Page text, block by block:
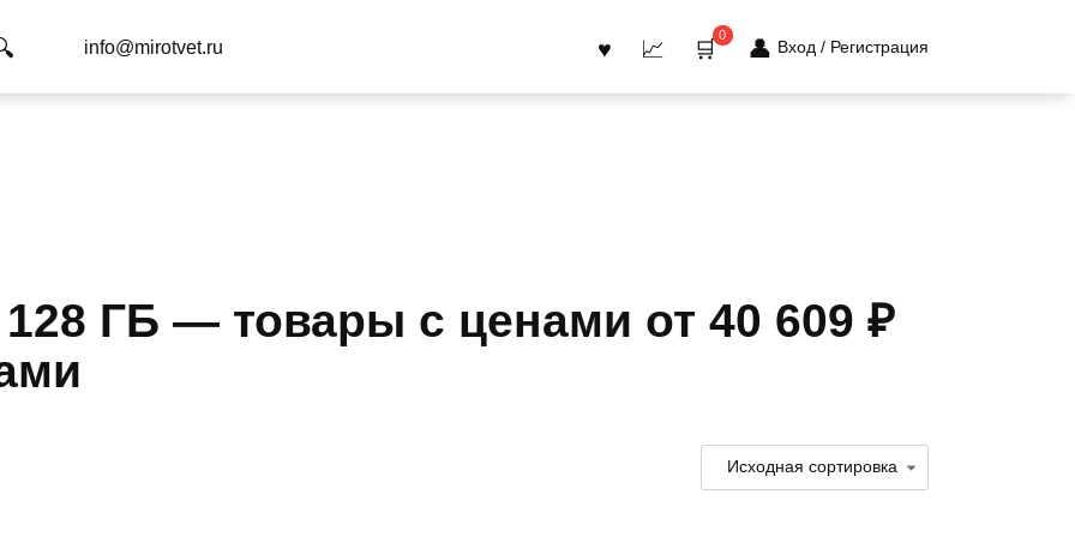
info@mirotvet.ru
0
Вход / Регистрация
ГБ — товары с ценами от 40 609 ₽